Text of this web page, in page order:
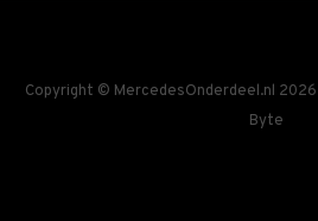
Copyright © MercedesOnderdeel.nl
Byte